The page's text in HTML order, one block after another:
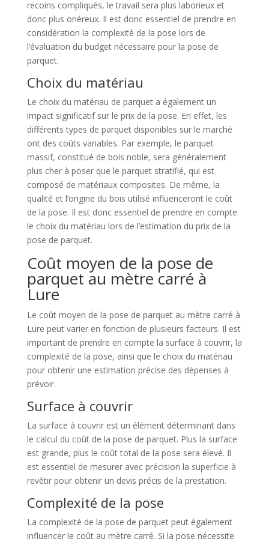
recoins compliqués, le travail sera plus laborieux et
donc plus onéreux. Il est donc essentiel de prendre en
considération la complexité de la pose lors de
l’évaluation du budget nécessaire pour la pose de
parquet.
Choix du matériau
Le choix du matériau de parquet a également un
impact significatif sur le prix de la pose. En effet, les
différents types de parquet disponibles sur le marché
ont des coûts variables. Par exemple, le parquet
massif, constitué de bois noble, sera généralement
plus cher à poser que le parquet stratifié, qui est
composé de matériaux composites. De même, la
qualité et l’origine du bois utilisé influenceront le coût
de la pose. Il est donc essentiel de prendre en compte
le choix du matériau lors de l’estimation du prix de la
pose de parquet.
Coût moyen de la pose de
parquet au mètre carré à
Lure
Le coût moyen de la pose de parquet au mètre carré à
Lure peut varier en fonction de plusieurs facteurs. Il est
important de prendre en compte la surface à couvrir, la
complexité de la pose, ainsi que le choix du matériau
pour obtenir une estimation précise des dépenses à
prévoir.
Surface à couvrir
La surface à couvrir est un élément déterminant dans
le calcul du coût de la pose de parquet. Plus la surface
est grande, plus le coût total de la pose sera élevé. Il
est essentiel de mesurer avec précision la superficie à
revêtir pour obtenir un devis précis de la prestation.
Complexité de la pose
La complexité de la pose de parquet peut également
influencer le coût au mètre carré. Si la pose nécessite